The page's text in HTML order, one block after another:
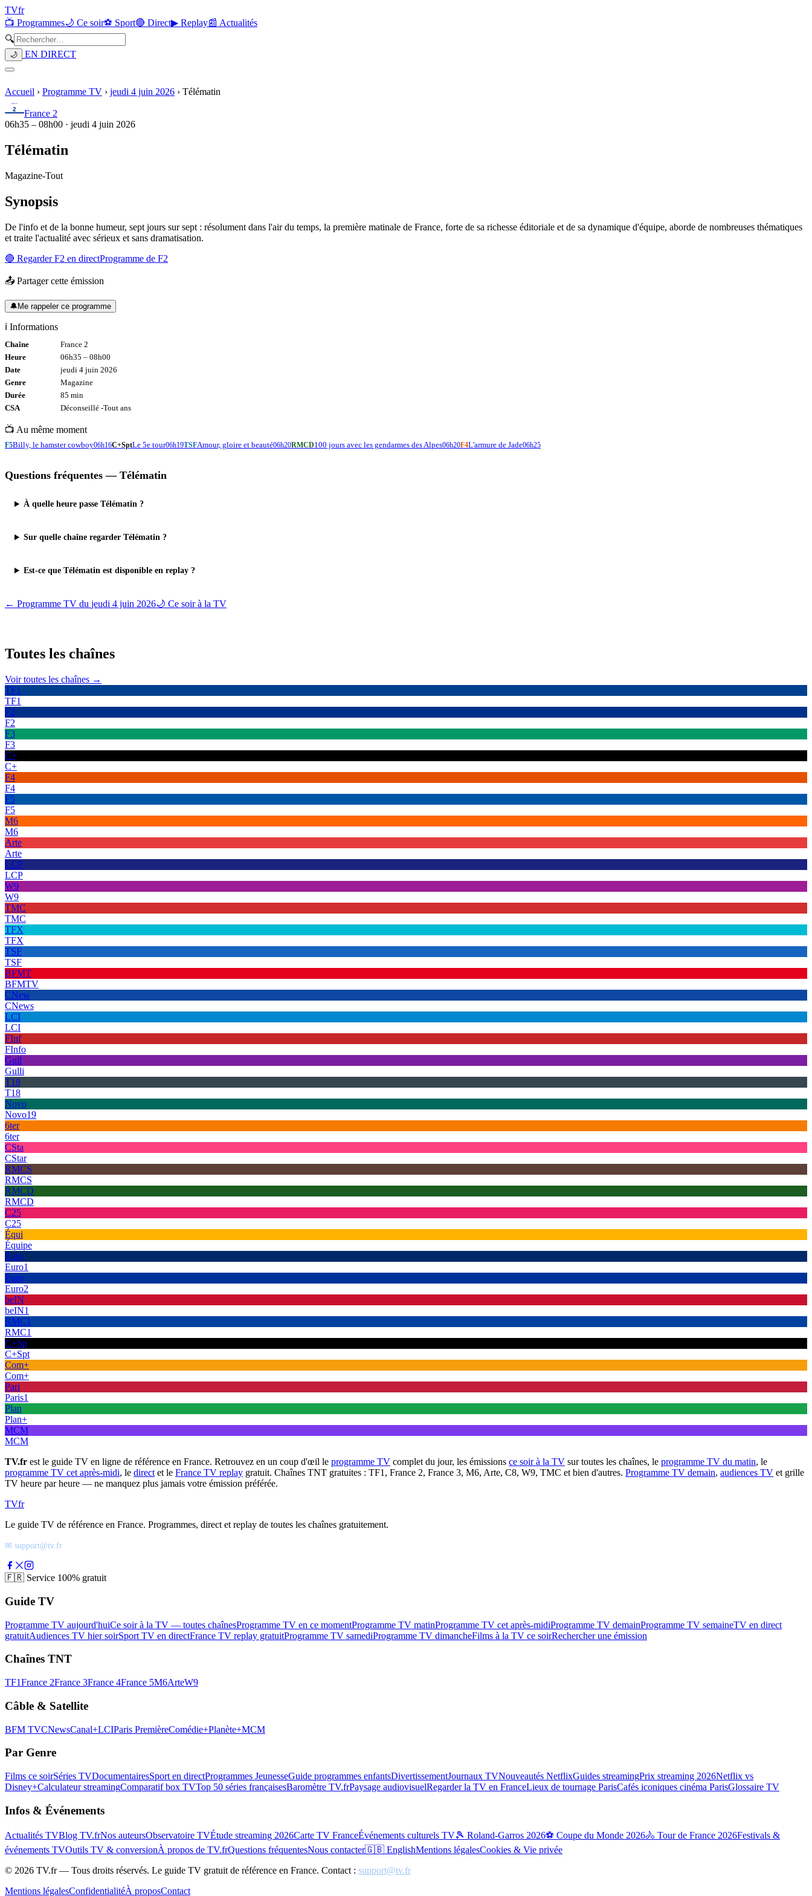
TVfr
📺 Programmes🌙 Ce soir⚽ Sport🔴 Direct▶ Replay📰 Actualités
🔍
🌙 EN DIRECT
Accueil › Programme TV › jeudi 4 juin 2026 › Télématin
France 2
06h35 – 08h00 · jeudi 4 juin 2026
Télématin
Magazine-Tout
Synopsis
De l'info et de la bonne humeur, sept jours sur sept : résolument dans l'air du temps, la première matinale de France, forte de sa richesse éditoriale et de sa dynamique d'équipe, aborde de nombreuses thématiques
et traite l'actualité avec sérieux et sans dramatisation.
🔴 RegarderF2 en directProgramme de F2
📤 Partager cette émission
🔔Me rappeler ce programme
ℹ️ Informations
Chaîne
France 2
Heure
06h35 – 08h00
Date
jeudi 4 juin 2026
Genre
Magazine
Durée
85 min
CSA
Déconseillé -Tout ans
📺 Au même moment
F5Billy, le hamster cowboy06h16C+SptLe 5e tour06h19TSFAmour, gloire et beauté06h20RMCD100 jours avec les gendarmes des Alpes06h20F4L'armure de Jade06h25
Questions fréquentes — Télématin
À quelle heure passe Télématin ?
Sur quelle chaîne regarder Télématin ?
Est-ce que Télématin est disponible en replay ?
← Programme TV du jeudi 4 juin 2026🌙 Ce soir à la TV
Toutes les chaînes
Voir toutes les chaînes →
TF1
TF1
F2
F2
F3
F3
C+
C+
F4
F4
F5
F5
M6
M6
Arte
Arte
LCP
LCP
W9
W9
TMC
TMC
TFX
TFX
TSF
TSF
BFMT
BFMTV
CNew
CNews
LCI
LCI
FInf
FInfo
Gull
Gulli
T18
T18
Novo
Novo19
6ter
6ter
CSta
CStar
RMCS
RMCS
RMCD
RMCD
C25
C25
Équi
Équipe
Euro
Euro1
Euro
Euro2
beIN
beIN1
RMC1
RMC1
C+Sp
C+Spt
Com+
Com+
Pari
Paris1
Plan
Plan+
MCM
MCM
TV.fr est le guide TV en ligne de référence en France. Retrouvez en un coup d'œil le programme TV complet du jour, les émissions ce soir à la TV sur toutes les chaînes, le programme TV du matin, le
programme TV cet après-midi, le direct et le France TV replay gratuit. Chaînes TNT gratuites : TF1, France 2, France 3, M6, Arte, C8, W9, TMC et bien d'autres. Programme TV demain, audiences TV et grille
TV heure par heure — ne manquez plus jamais votre émission préférée.
TVfr
Le guide TV de référence en France. Programmes, direct et replay de toutes les chaînes gratuitement.
✉ support@tv.fr
🇫🇷 Service 100% gratuit
Guide TV
Programme TV aujourd'huiCe soir à la TV — toutes chaînesProgramme TV en ce momentProgramme TV matinProgramme TV cet après-midiProgramme TV demainProgramme TV semaineTV en direct
gratuitAudiences TV hier soirSport TV en directFrance TV replay gratuitProgramme TV samediProgramme TV dimancheFilms à la TV ce soirRechercher une émission
Chaînes TNT
TF1France 2France 3France 4France 5M6ArteW9
Câble & Satellite
BFM TVCNewsCanal+LCIParis PremièreComédie+Planète+MCM
Par Genre
Films ce soirSéries TVDocumentairesSport en directProgrammes JeunesseGuide programmes enfantsDivertissementJournaux TVNouveautés NetflixGuides streamingPrix streaming 2026Netflix vs
Disney+Calculateur streamingComparatif box TVTop 50 séries françaisesBaromètre TV.frPaysage audiovisuelRegarder la TV en FranceLieux de tournage ParisCafés iconiques cinéma ParisGlossaire TV
Infos & Événements
Actualités TVBlog TV.frNos auteursObservatoire TVÉtude streaming 2026Carte TV FranceÉvénements culturels TV🎾 Roland-Garros 2026⚽ Coupe du Monde 2026🚴 Tour de France 2026Festivals &
événements TVOutils TV & conversionÀ propos de TV.frQuestions fréquentesNous contacter🇬🇧 EnglishMentions légalesCookies & Vie privée
© 2026 TV.fr — Tous droits réservés. Le guide TV gratuit de référence en France. Contact : support@tv.fr
Mentions légalesConfidentialitéÀ proposContact